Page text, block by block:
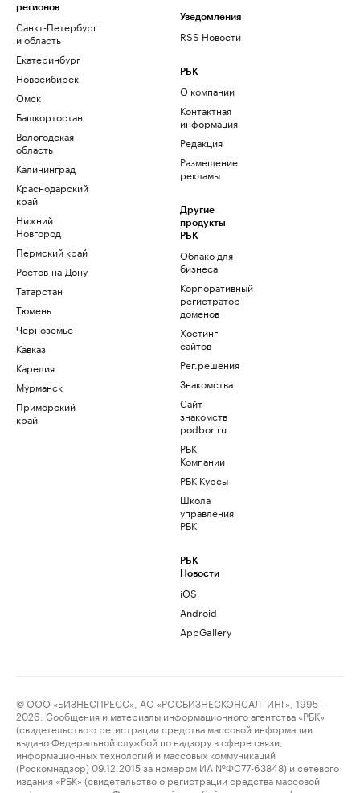
регионов
Санкт-Петербург
и область
Екатеринбург
Новосибирск
Омск
Башкортостан
Вологодская
область
Калининград
Краснодарский
край
Нижний
Новгород
Пермский край
Ростов-на-Дону
Татарстан
Тюмень
Черноземье
Кавказ
Карелия
Мурманск
Приморский
край
Уведомления
RSS Новости
РБК
О компании
Контактная
информация
Редакция
Размещение
рекламы
Другие
продукты
РБК
Облако для
бизнеса
Корпоративный
регистратор
доменов
Хостинг
сайтов
Рег.решения
Знакомства
Сайт
знакомств
podbor.ru
РБК
Компании
РБК Курсы
Школа
управления
РБК
РБК
Новости
iOS
Android
AppGallery
© ООО «БИЗНЕСПРЕСС», АО «РОСБИЗНЕСКОНСАЛТИНГ», 1995–
2026. Сообщения и материалы информационного агентства «РБК»
(свидетельство о регистрации средства массовой информации
выдано Федеральной службой по надзору в сфере связи,
информационных технологий и массовых коммуникаций
(Роскомнадзор) 09.12.2015 за номером ИА №ФС77-63848) и сетевого
издания «РБК» (свидетельство о регистрации средства массовой